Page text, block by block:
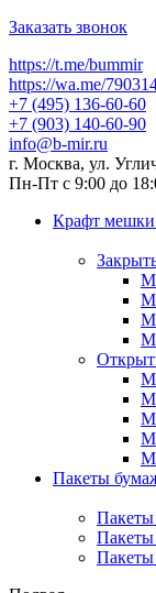
Заказать звонок
https://t.me/bummir
https://wa.me/
+7 (495) 136-60-60
+7 (903) 140-60-90
info@b-mir.ru
г. Москва, ул.
Пн-Пт с 9:00 до
Крафт
Пакеты
Пакеты
Пакеты